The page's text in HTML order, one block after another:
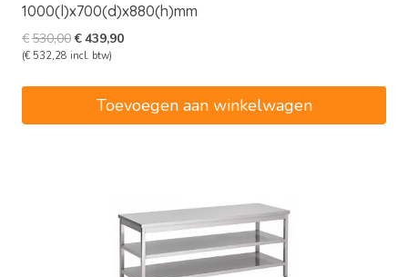
1000(l)x700(d)x880(h)mm
€530,00Oorspronkelijke
prijs
€530,00.
€439,90Huidige
(€ 532,28 incl. btw)
Toevoegen aan winkelwagen